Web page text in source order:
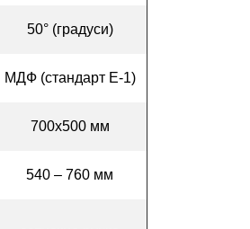
50° (градуси)
МДФ (стандарт Е-1)
700х500 мм
540 – 760 мм